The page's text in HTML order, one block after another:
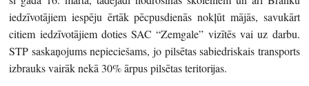
iedzīvotājiem iespēju ērtāk pēcpusdienās nokļūt mājās, savukārt
citiem iedzīvotājiem doties SAC “Zemgale” vizītēs vai uz darbu.
STP saskaņojums nepieciešams, jo pilsētas sabiedriskais transports
izbrauks vairāk nekā 30% ārpus pilsētas teritorijas.